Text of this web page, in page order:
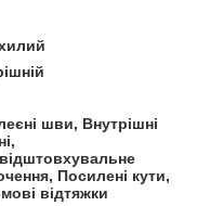
шви, Внутрішні
Посилені кути,
відтяжки